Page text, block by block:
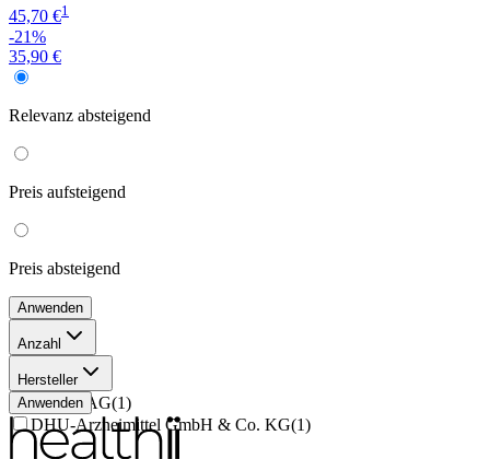
45,70 €1
-21%
35,90 €
Relevanz absteigend
Preis aufsteigend
Preis absteigend
Anwenden
Anzahl
1)
20 ml(1)
Hersteller
Weleda AG(1)
DHU-Arzneimittel GmbH & Co. KG(1)
Anwenden